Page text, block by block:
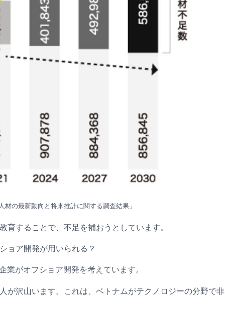
材の最新動向と将来推計に関する調査結果」
することで、不足を補おうとしています。
ョア開発が用いられる？
がオフショア開発を考えています。
が沢山います。これは、ベトナムがテクノロジーの分野で非